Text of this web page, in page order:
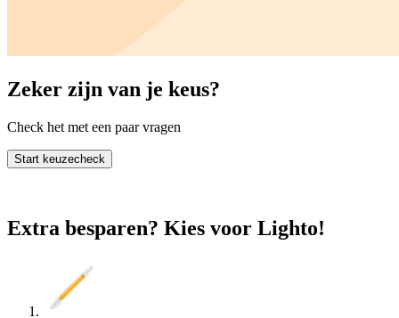
Zeker zijn van je keus?
Check het met een paar vragen
Start keuzecheck
Extra besparen? Kies voor Lighto!